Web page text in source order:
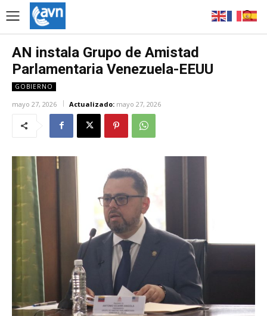
AN instala Grupo de Amistad
Parlamentaria Venezuela-EEUU
GOBIERNO
mayo 27, 2026 Actualizado: mayo 27, 2026